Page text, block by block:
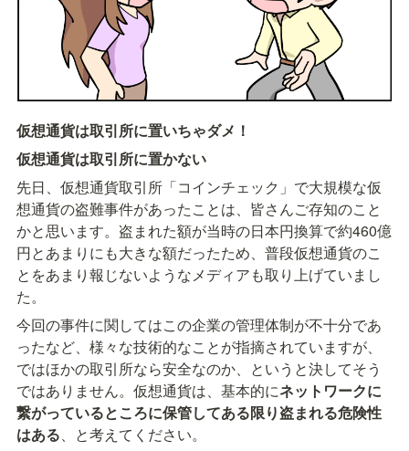
仮想通貨は取引所に置いちゃダメ！
仮想通貨は取引所に置かない
先日、仮想通貨取引所「コインチェック」で大規模な仮
想通貨の盗難事件があったことは、皆さんご存知のこと
かと思います。盗まれた額が当時の日本円換算で約460億
円とあまりにも大きな額だったため、普段仮想通貨のこ
とをあまり報じないようなメディアも取り上げていまし
た。
今回の事件に関してはこの企業の管理体制が不十分であ
ったなど、様々な技術的なことが指摘されていますが、
ではほかの取引所なら安全なのか、というと決してそう
ではありません。仮想通貨は、基本的にネットワークに
繋がっているところに保管してある限り盗まれる危険性
はある、と考えてください。